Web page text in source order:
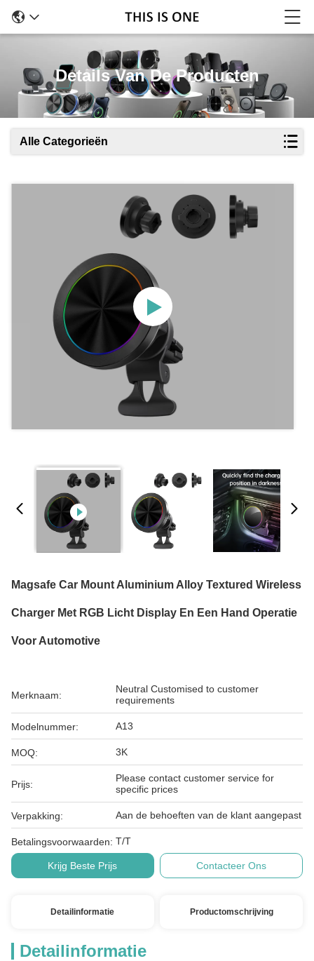
Details Van De Producten
Alle Categorieën
Magsafe Car Mount Aluminium Alloy Textured Wireless
Charger Met RGB Licht Display En Een Hand Operatie
Voor Automotive
Merknaam:
Neutral Customised to customer
requirements
Modelnummer: A13
MOQ: 3K
Prijs:
Please contact customer service for
specific prices
Verpakking: Aan de behoeften van de klant aangepast
Betalingsvoorwaarden: T/T
Krijg Beste Prijs Contacteer Ons
Detailinformatie Productomschrijving
Detailinformatie